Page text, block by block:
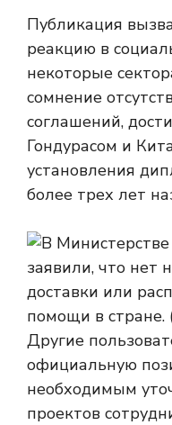
Публикация
реакцию в
некоторые
сомнение
соглашений,
Гондурасом и
установления
более трех лет
Другие
официальную
необходимым
проектов